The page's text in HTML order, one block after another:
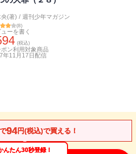
(著) / 週刊少年マガジン
(8)
ーを書く
(税込)
ポン利用対象商品
年11月17日 配信
94円(税込)で買える！
んたん30秒登録！